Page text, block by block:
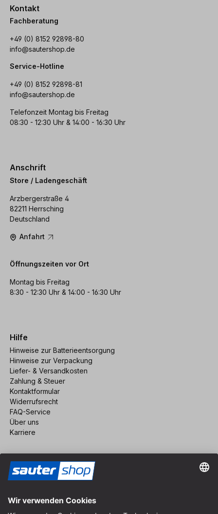
Kontakt
Fachberatung
+49 (0) 8152 92898-80
info@sautershop.de
Service-Hotline
+49 (0) 8152 92898-81
info@sautershop.de
Telefonzeit Montag bis Freitag
08:30 - 12:30 Uhr & 14:00 - 16:30 Uhr
Anschrift
Store / Ladengeschäft
Arzbergerstraße 4
82211 Herrsching
Deutschland
Anfahrt
Öffnungszeiten vor Ort
Montag bis Freitag
8:30 - 12:30 Uhr & 14:00 - 16:30 Uhr
Hilfe
Hinweise zur Batterieentsorgung
Hinweise zur Verpackung
Liefer- & Versandkosten
Zahlung & Steuer
Kontaktformular
Widerrufsrecht
FAQ-Service
Über uns
Karriere